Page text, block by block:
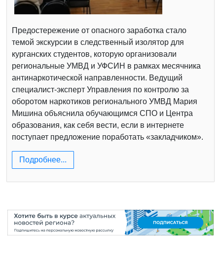
Предостережение от опасного заработка стало
темой экскурсии в следственный изолятор для
курганских студентов, которую организовали
региональные УМВД и УФСИН в рамках месячника
антинаркотической направленности. Ведущий
специалист-эксперт Управления по контролю за
оборотом наркотиков регионального УМВД Мария
Мишина объяснила обучающимся СПО и Центра
образования, как себя вести, если в интернете
поступает предложение поработать «закладчиком».
Подробнее...